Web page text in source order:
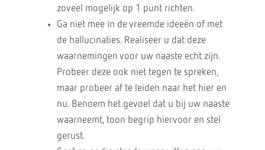
zoveel mogelijk op 1 punt richten.
Ga niet mee in de vreemde ideeën of met
de hallucinaties. Realiseer u dat deze
waarnemingen voor uw naaste echt zijn.
Probeer deze ook niet tegen te spreken,
maar probeer af te leiden naar het hier en
nu. Benoem het gevoel dat u bij uw naaste
waarneemt, toon begrip hiervoor en stel
gerust.